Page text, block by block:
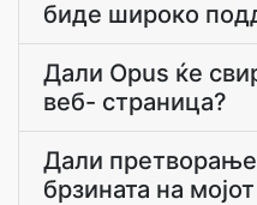
биде широко
Дали Opus ќе
веб- страница?
Дали
брзината на